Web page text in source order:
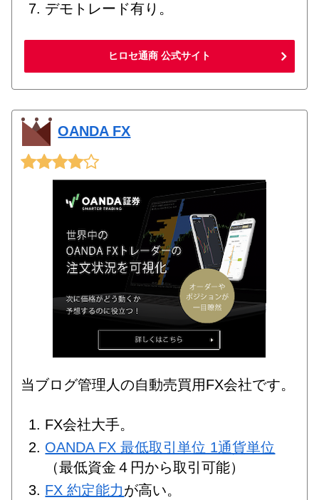
デモトレード有り。
ヒロセ通商 公式サイト
OANDA FX
当ブログ管理人の自動売買用FX会社です。
FX会社大手。
OANDA FX 最低取引単位 1通貨単位
（最低資金４円から取引可能）
FX 約定能力が高い。